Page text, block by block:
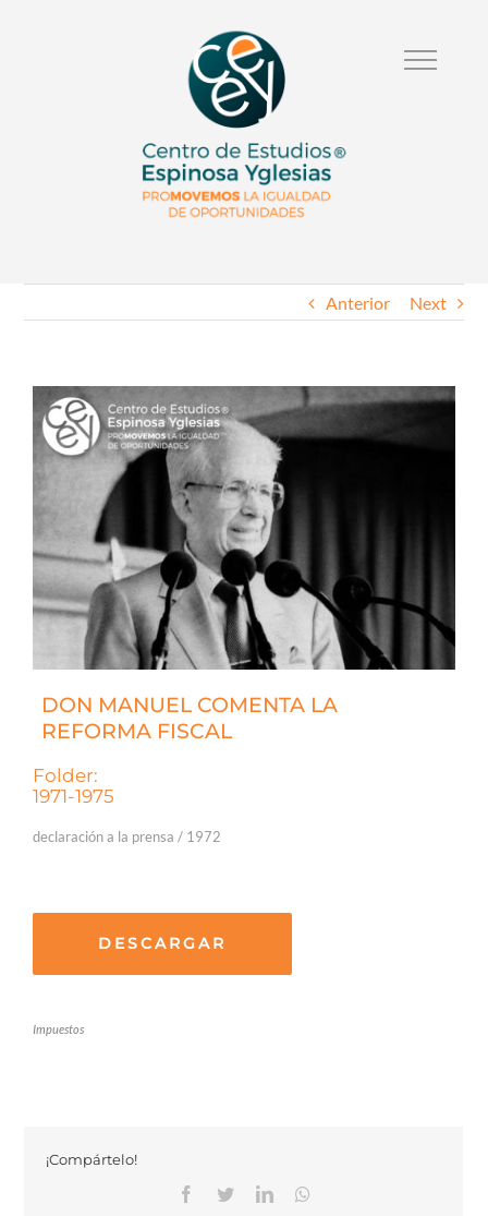
Anterior Next
DON MANUEL COMENTA LA
REFORMA FISCAL
Folder:
1971-1975
declaración a la prensa / 1972
DESCARGAR
Impuestos
¡Compártelo!
Facebook
TwitterLinkedinWhatsapp